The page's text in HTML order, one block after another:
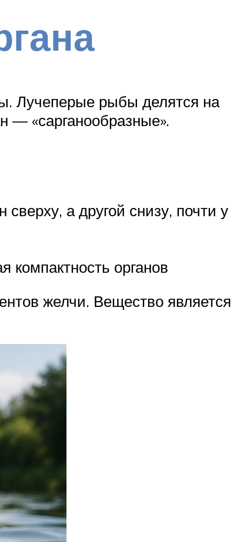
Лучеперые рыбы делятся на
— «сарганообразные».
а другой снизу, почти у
органов
желчи. Вещество является